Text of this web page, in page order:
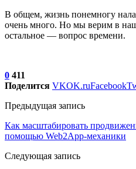
В общем, жизнь понемногу
очень много. Но мы верим в
остальное — вопрос времени.
0 411
Поделится VKOK.ruFacebook
Предыдущая запись
Как масштабировать
помощью Web2App-механики
Следующая запись